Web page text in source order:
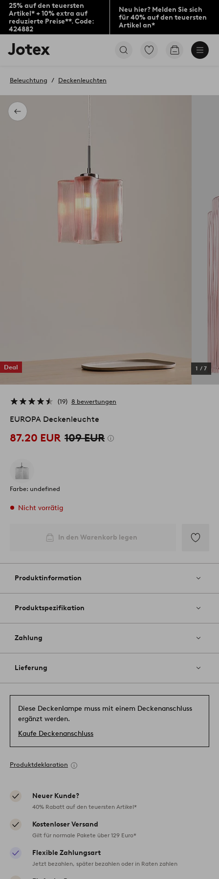
25% auf den teuersten
Artikel* + 10% extra auf
reduzierte Preise**. Code:
424882
Neu hier? Melden Sie sich
für 40% auf den teuersten
Artikel an*
Jotex-
Logo
Startseite
Zu
Produkten
Zum
Zurück
Beleuchtung Deckenleuchten
Deal 1 / 7
19 8 bewertungen
EUROPA Deckenleuchte
87.20 EUR 109 EUR
Farbe: undefined
Nicht vorrätig
In den Warenkorb legen
Favoriten
Produktinformation
Produktspezifikation
Zahlung
Lieferung
Diese Deckenlampe muss mit einem Deckenanschluss
ergänzt werden.
Kaufe Deckenanschluss
Produktdeklaration
Neuer Kunde?
40% Rabatt auf den teuersten Artikel*
Kostenloser Versand
Gilt für normale Pakete über 129 Euro*
Flexible Zahlungsart
Jetzt bezahlen, später bezahlen oder in Raten zahlen